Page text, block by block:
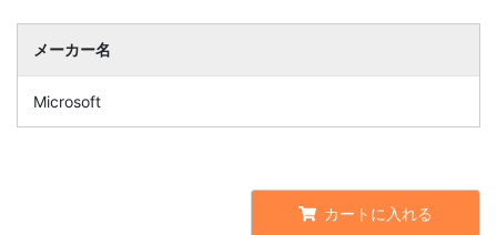
メーカー名
Microsoft
カートに入れる